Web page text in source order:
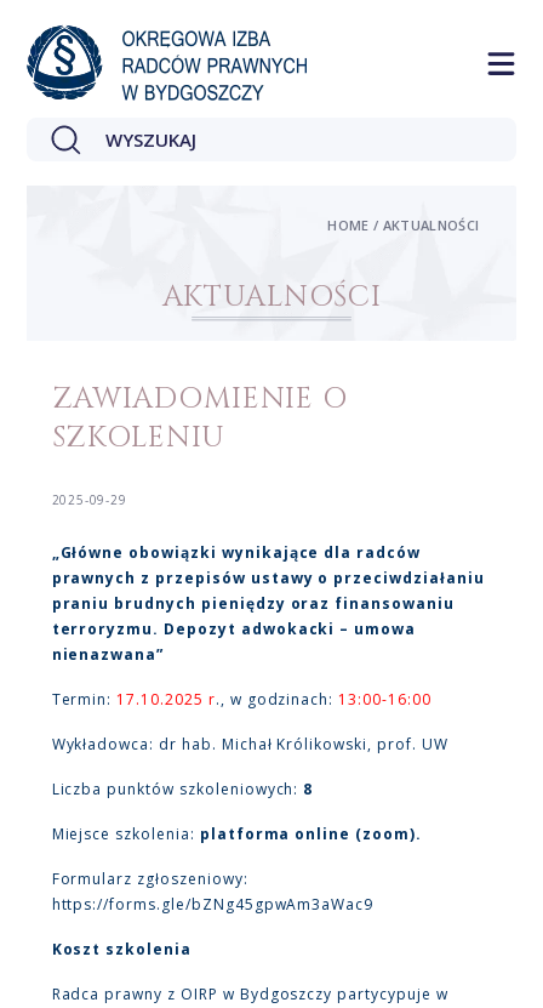
AKTUALNOŚCI
HOME / AKTUALNOŚCI
ZAWIADOMIENIE O
SZKOLENIU
2025-09-29
„Główne obowiązki wynikające dla radców
prawnych z przepisów ustawy o przeciwdziałaniu
praniu brudnych pieniędzy oraz finansowaniu
terroryzmu. Depozyt adwokacki – umowa
nienazwana”
Termin: 17.10.2025 r., w godzinach: 13:00-16:00
Wykładowca: dr hab. Michał Królikowski, prof. UW
Liczba punktów szkoleniowych: 8
Miejsce szkolenia: platforma online (zoom).
Formularz zgłoszeniowy:
https://forms.gle/bZNg45gpwAm3aWac9
Koszt szkolenia
Radca prawny z OIRP w Bydgoszczy partycypuje w